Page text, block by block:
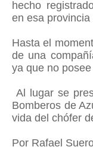
hecho
en esa provincia
Hasta el
de una
ya que no
Al lugar se
Bomberos de
vida del chófer
Por Rafael